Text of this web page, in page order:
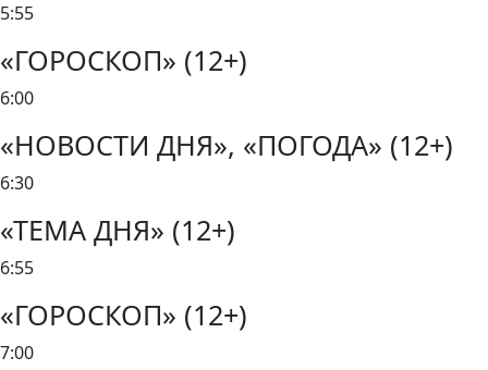
5:55
«ГОРОСКОП» (12+)
6:00
«НОВОСТИ ДНЯ», «ПОГОДА» (12+)
6:30
«ТЕМА ДНЯ» (12+)
6:55
«ГОРОСКОП» (12+)
7:00